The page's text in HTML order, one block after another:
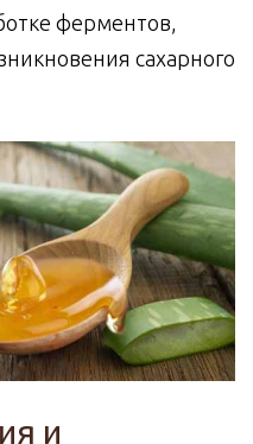
ферментов,
сахарного
и